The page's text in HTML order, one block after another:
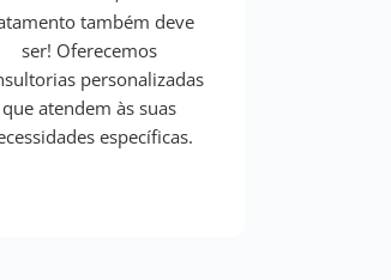
também deve
ser! Oferecemos
personalizadas
que atendem às suas
específicas.